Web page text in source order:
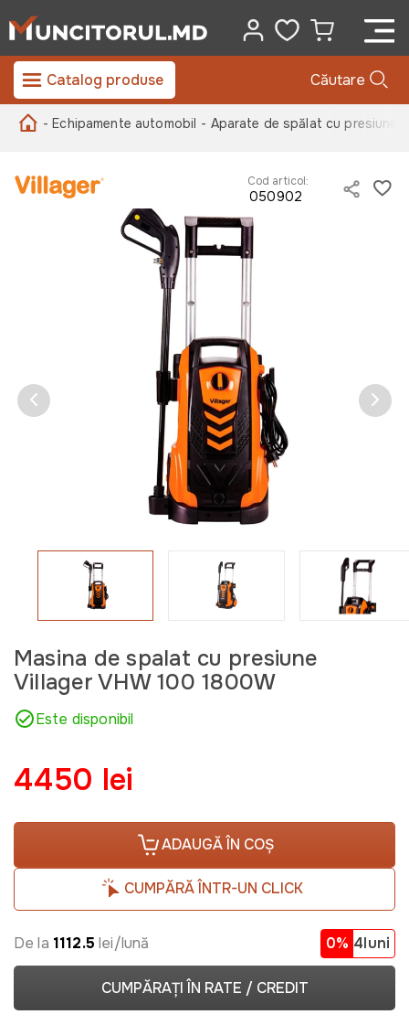
Catalog produse Căutare
- Echipamente automobil - Aparate de spălat cu presiune
Cod articol:
050902
Masina de spalat cu presiune
Villager VHW 100 1800W
Este disponibil
4450 lei
ADAUGĂ ÎN COȘ
CUMPĂRĂ ÎNTR-UN CLICK
De la 1112.5 lei/lună 0% 4luni
CUMPĂRAȚI ÎN RATE / CREDIT